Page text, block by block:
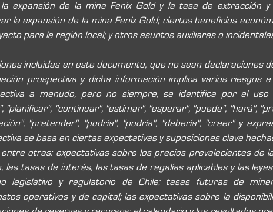
expansión de la mina Fenix Gold y la tasa de extracción
la expansión de la mina Fenix Gold; ciertos beneficios
para la región local; y otros asuntos auxiliares o
incluidas en este documento, que no sean declaraciones
prospectiva y dicha información implica varios riesgos
a menudo, pero no siempre, se identifica por el uso
"planificar", "continuar", "estimar", "esperar", "puede", "hará",
"pretender", "podría", "podría", "debería", "creer" y
se basa en ciertas expectativas y suposiciones clave
entre otras: expectativas sobre los precios prevalecientes de
las tasas de interés, las tasas de regalías aplicables y las
legislativo y regulatorio de Chile; tasas futuras de
operativos y de capital; las expectativas sobre la